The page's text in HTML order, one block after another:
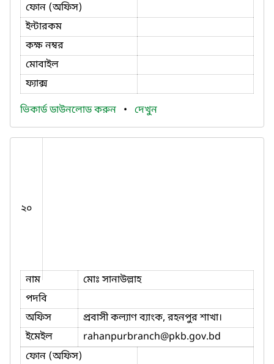
ফোন (অফিস)
ইন্টারকম
কক্ষ নম্বর
মোবাইল
ফ্যাক্স
ভিকার্ড ডাউনলোড করুন • দেখুন
২০
নাম
মোঃ সানাউল্লাহ
পদবি
অফিস
প্রবাসী কল্যাণ ব্যাংক, রহনপুর শাখা।
ইমেইল
rahanpurbranch@pkb.gov.bd
ফোন (অফিস)